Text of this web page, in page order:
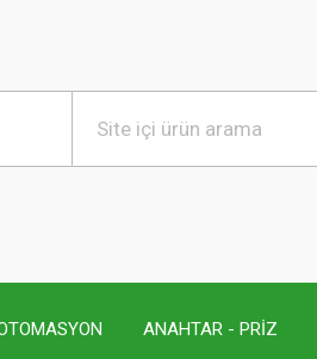
ANAHTAR - PRİZ